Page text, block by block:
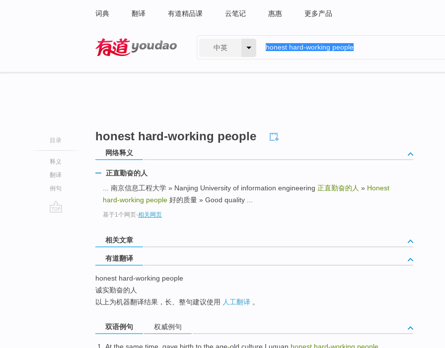
词典 翻译 有道精品课 云笔记 惠惠 更多产品
中英
目录
释义
翻译
例句
honest hard-working people
网络释义
正直勤奋的人
... 南京信息工程大学 » Nanjing University of information engineering 正直勤奋的人 » Honest
hard-working people 好的质量 » Good quality ...
基于1个网页-相关网页
相关文章
有道翻译
honest hard-working people
诚实勤奋的人
以上为机器翻译结果，长、整句建议使用 人工翻译 。
双语例句 权威例句